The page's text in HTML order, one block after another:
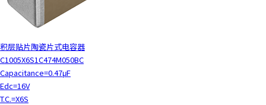
积层贴片陶瓷片式电容器
C1005X6S1C474M050BC
Capacitance=0.47μF
Edc=16V
T.C.=X6S